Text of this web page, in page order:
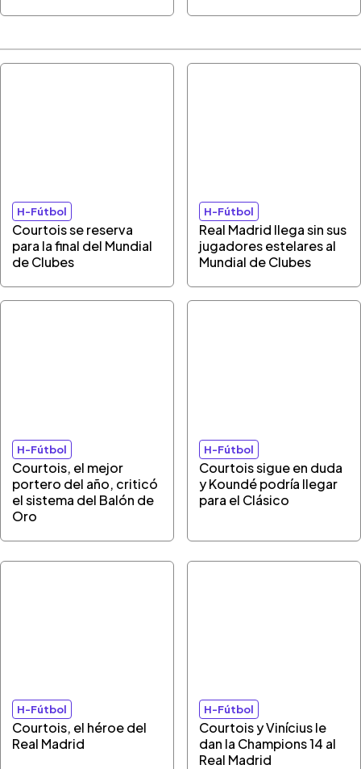
H-Fútbol
Courtois se reserva
para la final del Mundial
de Clubes
H-Fútbol
Real Madrid llega sin sus
jugadores estelares al
Mundial de Clubes
H-Fútbol
Courtois, el mejor
portero del año, criticó
el sistema del Balón de
Oro
H-Fútbol
Courtois sigue en duda
y Koundé podría llegar
para el Clásico
H-Fútbol
Courtois, el héroe del
Real Madrid
H-Fútbol
Courtois y Vinícius le
dan la Champions 14 al
Real Madrid